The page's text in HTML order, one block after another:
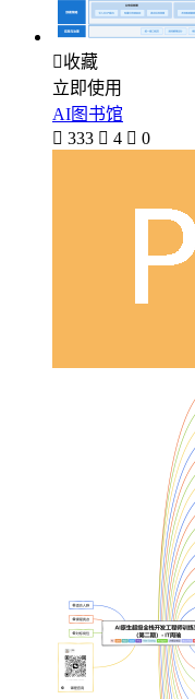
收藏
立即使用
AI图书馆
 333  4  0